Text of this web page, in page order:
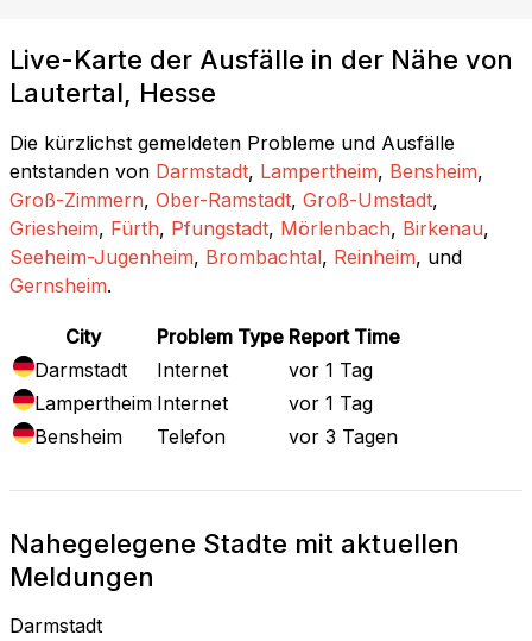
Live-Karte der Ausfälle in der Nähe von
Lautertal, Hesse
Die kürzlichst gemeldeten Probleme und Ausfälle
entstanden von Darmstadt, Lampertheim, Bensheim,
Groß-Zimmern, Ober-Ramstadt, Groß-Umstadt,
Griesheim, Fürth, Pfungstadt, Mörlenbach, Birkenau,
Seeheim-Jugenheim, Brombachtal, Reinheim, und
Gernsheim.
City Problem Type Report Time
Darmstadt
Internet
vor 1 Tag
Lampertheim Internet
vor 1 Tag
Bensheim
Telefon vor 3 Tagen
Nahegelegene Stadte mit aktuellen
Meldungen
Darmstadt